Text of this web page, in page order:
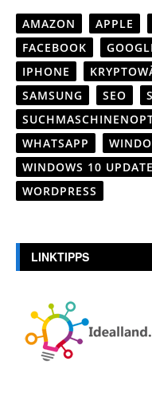
AMAZON APPLE
FACEBOOK
IPHONE
SAMSUNG
SEO
WHATSAPP
WINDOWS 10 UPDATE
WORDPRESS
LINKTIPPS